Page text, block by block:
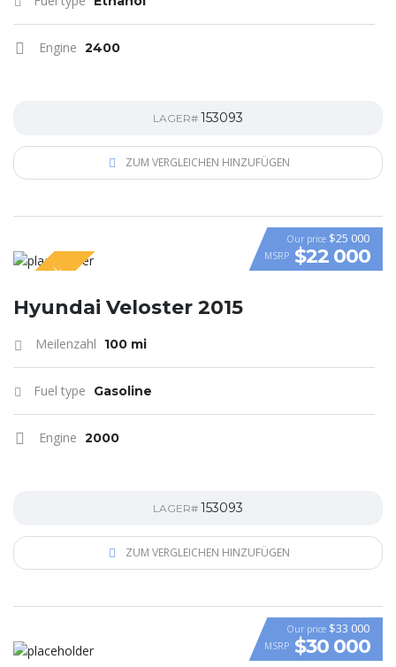
Engine 2400
LAGER# 153093
ZUM VERGLEICHEN HINZUFÜGEN
VIDEO
SPECIAL
Our price $25 000
MSRP $22 000
Hyundai Veloster 2015
Meilenzahl 100 mi
Fuel type Gasoline
Engine 2000
LAGER# 153093
ZUM VERGLEICHEN HINZUFÜGEN
VIDEO
Our price $33 000
MSRP $30 000